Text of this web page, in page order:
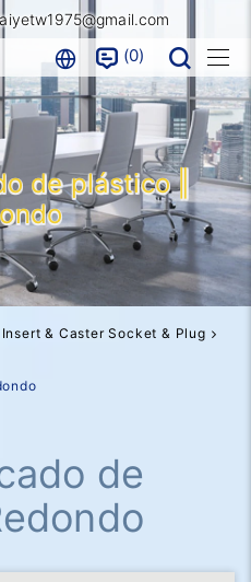
0
de plástico ‖
& Caster Socket & Plug
de